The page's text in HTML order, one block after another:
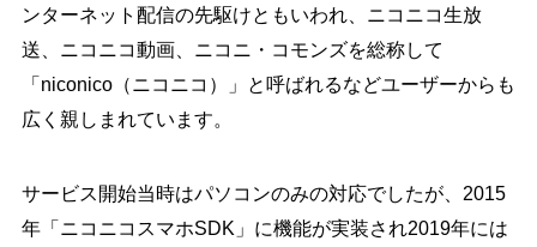
ンターネット配信の先駆けともいわれ、ニコニコ生放
送、ニコニコ動画、ニコニ・コモンズを総称して
「niconico（ニコニコ）」と呼ばれるなどユーザーからも
広く親しまれています。
サービス開始当時はパソコンのみの対応でしたが、2015
年「ニコニコスマホSDK」に機能が実装され2019年には